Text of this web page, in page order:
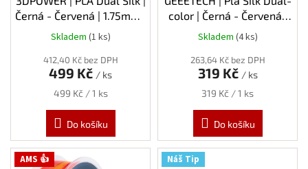
Černá - Červená | 1.75mm |
1kg
Skladem (1 ks)
412,40 Kč bez DPH
499 Kč / ks
Měrná
499 Kč / 1 ks
Do košíku
color | Černá - Červená |
1.75mm | 1kg
Skladem (4 ks)
263,64 Kč bez DPH
319 Kč / ks
Měrná
319 Kč / 1 ks
Do košíku
AMS 👍 Náš Tip